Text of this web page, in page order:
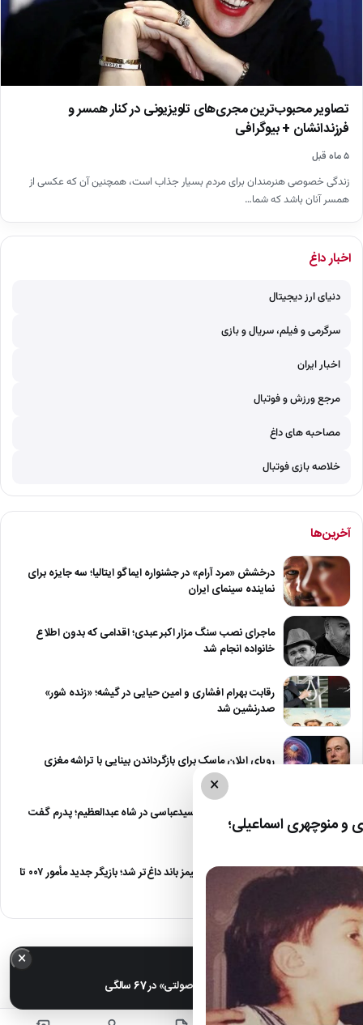
تصاویر محبوب‌ترین مجری‌های تلویزیونی در کنار همسر و
فرزندانشان + بیوگرافی
۵ ماه قبل
زندگی خصوصی هنرمندان برای مردم بسیار جذاب است، همچنین آن که عکسی از
همسر آنان باشد که شما…
اخبار داغ
دنیای ارز دیجیتال
سرگرمی و فیلم، سریال و بازی
اخبار ایران
مرجع ورزش و فوتبال
مصاحبه های داغ
خلاصه بازی فوتبال
آخرین‌ها
درخشش «مرد آرام» در جشنواره ایماگو ایتالیا؛ سه جایزه برای
نماینده سینمای ایران
ماجرای نصب سنگ مزار اکبر عبدی؛ اقدامی که بدون اطلاع
خانواده انجام شد
رقابت بهرام افشاری و امین حیایی در گیشه؛ «زنده شور»
صدرنشین شد
رویای ایلان ماسک برای بازگرداندن بینایی با تراشه مغزی
درگیری شدید داود سیدعباسی در شاه عبدالعظیم؛ پدرم گفت
طرف مُرد!
رقابت برای نقش جیمز باند داغ‌تر شد؛ بازیگر جدید مأمور ۰۰۷ تا
پایان…
×
منوچهری اسماعیلی؛
× خبر مهم
عکس| تغییر چهره «شهره صولتی» در 67 سالگی